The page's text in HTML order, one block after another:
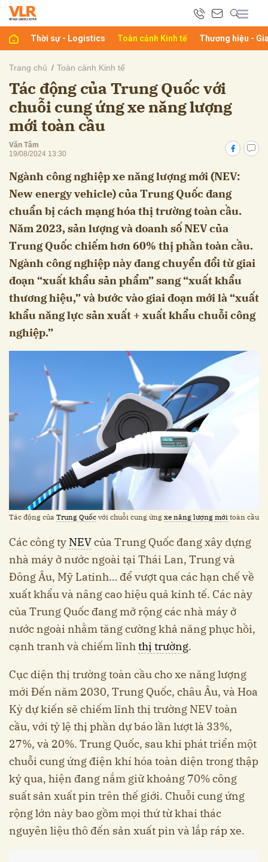
Thời sự - Logistics Toàn cảnh Kinh tế Thương hiệu -
Trang chủ Toàn cảnh Kinh tế
Tác động của Trung Quốc với
chuỗi cung ứng xe năng lượng
mới toàn cầu
Văn Tâm
19/08/2024 13:30
Ngành công nghiệp xe năng lượng mới (NEV:
New energy vehicle) của Trung Quốc đang
chuẩn bị cách mạng hóa thị trường toàn cầu.
Năm 2023, sản lượng và doanh số NEV của
Trung Quốc chiếm hơn 60% thị phần toàn cầu.
Ngành công nghiệp này đang chuyển đổi từ giai
đoạn “xuất khẩu sản phẩm” sang “xuất khẩu
thương hiệu,” và bước vào giai đoạn mới là “xuất
khẩu năng lực sản xuất + xuất khẩu chuỗi công
nghiệp.”
Tác động của Trung Quốc với chuỗi cung ứng xe năng lượng mới toàn cầu
Các công ty NEVcủa Trung Quốc đang xây dựng
nhà máy ở nước ngoài tại Thái Lan, Trung và
Đông Âu, Mỹ Latinh… để vượt qua các hạn chế về
xuất khẩu và nâng cao hiệu quả kinh tế. Các này
của Trung Quốc đang mở rộng các nhà máy ở
nước ngoài nhằm tăng cường khả năng phục hồi,
cạnh tranh và chiếm lĩnhthị trường.
Cục diện thị trường toàn cầu cho xe năng lượng
mới Đến năm 2030, Trung Quốc, châu Âu, và Hoa
Kỳ dự kiến sẽ chiếm lĩnh thị trường NEV toàn
cầu, với tỷ lệ thị phần dự báo lần lượt là 33%,
27%, và 20%. Trung Quốc, sau khi phát triển một
chuỗi cung ứng điện khí hóa toàn diện trong thập
kỷ qua, hiện đang nắm giữ khoảng 70% công
suất sản xuất pin trên thế giới. Chuỗi cung ứng
rộng lớn này bao gồm mọi thứ từ khai thác
nguyên liệu thô đến sản xuất pin và lắp ráp xe.
luận
Hủy